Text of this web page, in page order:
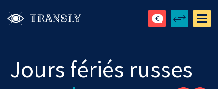
Jours fériés russes